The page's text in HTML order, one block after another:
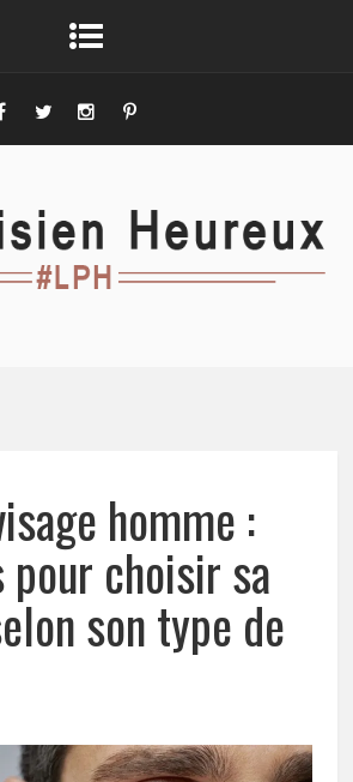
homme :
choisir sa
son type de